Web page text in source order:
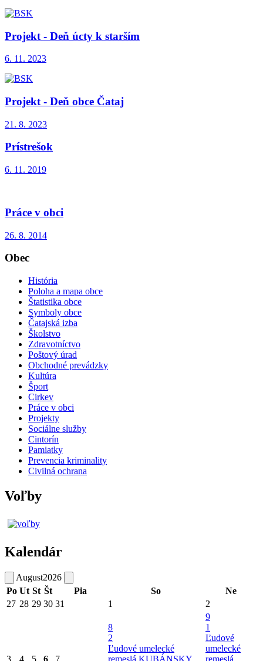
Projekt - Deň úcty k starším
6. 11. 2023
Projekt - Deň obce Čataj
21. 8. 2023
Prístrešok
6. 11. 2019
Práce v obci
26. 8. 2014
Obec
História
Poloha a mapa obce
Štatistika obce
Symboly obce
Čatajská izba
Školstvo
Zdravotníctvo
Poštový úrad
Obchodné prevádzky
Kultúra
Šport
Cirkev
Práce v obci
Projekty
Sociálne služby
Cintorín
Pamiatky
Prevencia kriminality
Civilná ochrana
Voľby
Kalendár
August2026
Po Ut St Št Pia So
Ne
27 28 29 30 31 1 2
3 4 5 6 7
8
2
Ľudové umelecké
remeslá KUBÁNSKY
9
1
Ľudové
umelecké
remeslá